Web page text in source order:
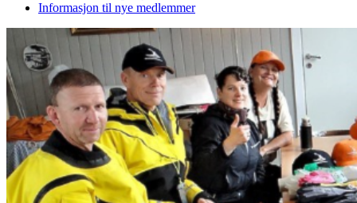
Informasjon til nye medlemmer